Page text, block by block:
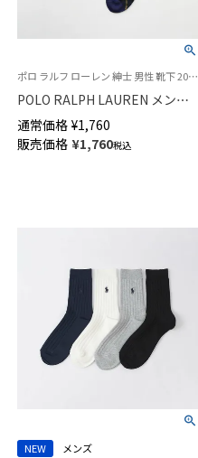
ポロ ラルフ ローレン 紳士 男性 靴下 2024FW
POLO RALPH LAUREN メンズ
エンブレム タータンチェック柄
クルー丈 ソックス 92012010
通常価格 ¥1,760
販売価格 ¥1,760税込
NEW
メンズ